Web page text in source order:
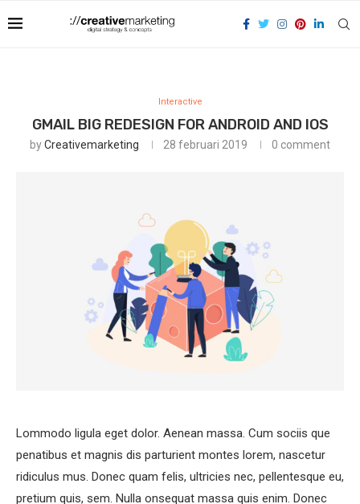
Interactive
GMAIL BIG REDESIGN FOR ANDROID AND IOS
byCreativemarketing 28 februari 2019 0 comment
Lommodo ligula eget dolor. Aenean massa. Cum sociis que
penatibus et magnis dis parturient montes lorem, nascetur
ridiculus mus. Donec quam felis, ultricies nec, pellentesque eu,
pretium quis, sem. Nulla onsequat massa quis enim. Donec